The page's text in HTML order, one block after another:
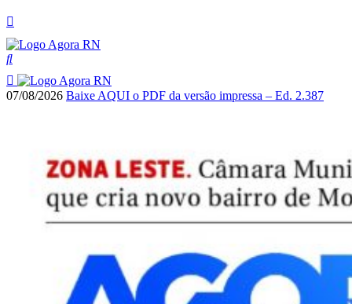
07/08/2026 Baixe AQUI o PDF da versão impressa – Ed. 2.387